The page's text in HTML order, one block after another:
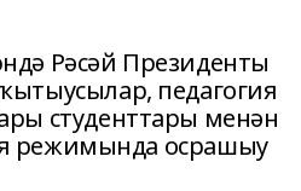
Рәсәй Президенты
педагогия
студенттары менән
режимында осрашыу